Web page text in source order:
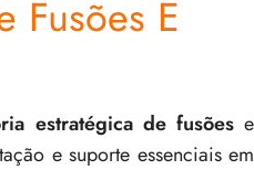
Fusões E
estratégica de fusõese
e suporte essenciais em